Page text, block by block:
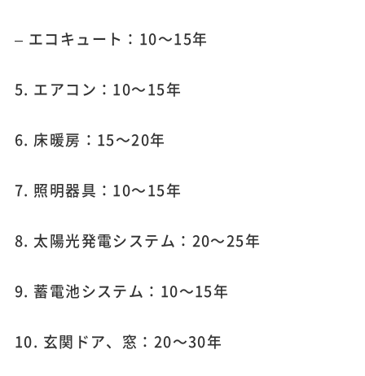
– エコキュート：10～15年
5. エアコン：10～15年
6. 床暖房：15～20年
7. 照明器具：10～15年
8. 太陽光発電システム：20～25年
9. 蓄電池システム：10～15年
10. 玄関ドア、窓：20～30年